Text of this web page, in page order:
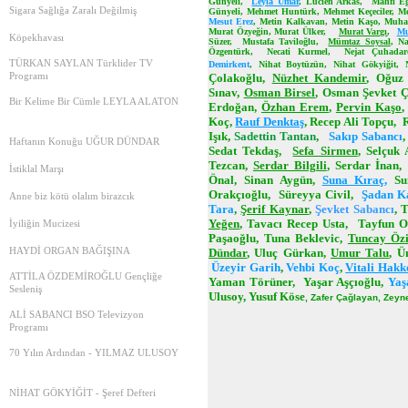
Bülent Şenver (turklider - etikçi)
09.07.2026
#Şiir #Yolculuk #BülentŞenver
Bülent Şenver (turklider - etikçi)
09.07.2026
HİÇ BİR KAZANIM DÜNYA İÇİN
Şenver için birkaç söz söylemiş
Bülent Şenver (turklider - etikçi)
Bülent Şenver (turklider - etikçi)
Ahlaklı Biri Aranıyor Video & Podcast
Bülent Şenver (turklider - etikçi)
30.06.2026
Bülent Şenver (turklider - etikçi)
29.06.2026
Şenver Cevapladı
HAKKIN "GALEBESİ" İÇİN
Erkan BAYAZITLI
Yüzyılın Felaketi Deprem…
20.03.2023
Avustralya Açık Sürprizlerle Dolu
20.03.2023
Erol Erdoğmuş
ATATÜRK İLKELERİNE GENEL BİR
Erol Erdoğmuş
ATATÜRK İLKELERİNE GENEL BİR
Erol Erdoğmuş
ATATÜRK İLKELERİNE GENEL BİR
BAKIŞ
Erol Erdoğmuş
28.01.2023
ATATÜRK İLKELERİNE GENEL BİR
Erol Erdoğmuş
Erol Erdoğmuş
Sigara Sağlığa Zaralı Değilmiş
Köpekhavası
TÜRKAN SAYLAN Türklider TV
Programı
Bir Kelime Bir Cümle LEYLA ALATON
Haftanın Konuğu UĞUR DÜNDAR
İstiklal Marşı
Anne biz kötü olalım birazcık
İyiliğin Mucizesi
HAYDİ ORGAN BAĞIŞINA
ATTİLA ÖZDEMİROĞLU Gençliğe
Sesleniş
ALİ SABANCI BSO Televizyon
Programı
70 Yılın Ardından - YILMAZ ULUSOY
NİHAT GÖKYİĞİT - Şeref Defteri
Günyeli,Mehmet Huntürk,Mehmet Keçeciler,
Mesut Erez,Metin Kalkavan,Metin Kaşo,
Murat Özyeğin,Murat Ülker, Murat Vargı,
Süzer, Mustafa Taviloğlu,Mümtaz Soysal,
Özgentürk,Necati Kurmel,Nejat
Demirkent, Nihat Boytüzün,Nihat Gökyiğit,
Çolakoğlu, Nüzhet Kandemir, Oğuz
Sınav, Osman Birsel, Osman Şevket
Erdoğan, Özhan Erem, Pervin Kaşo
Koç, Rauf Denktaş,Recep Ali Topçu,
Işık, Sadettin Tantan, Sakıp Sabancı
Sedat Tekdaş,Sefa Sirmen, Selçuk
Tezcan, Serdar Bilgili, Serdar İnan
Önal, Sinan Aygün, Suna Kıraç,
Orakçıoğlu, Süreyya Civil, Şadan
Tara,Şerif Kaynar,Şevket Sabancı,
Yeğen,Tavacı Recep Usta, Tayfun
Paşaoğlu, Tuna Beklevic, Tuncay
Dündar,Uluç Gürkan,Umur Talu,
Üzeyir Garih,Vehbi Koç,Vitali
Yaman Törüner, Yaşar Aşçıoğlu,
Ulusoy, Yusuf Köse Zafer Çağlayan